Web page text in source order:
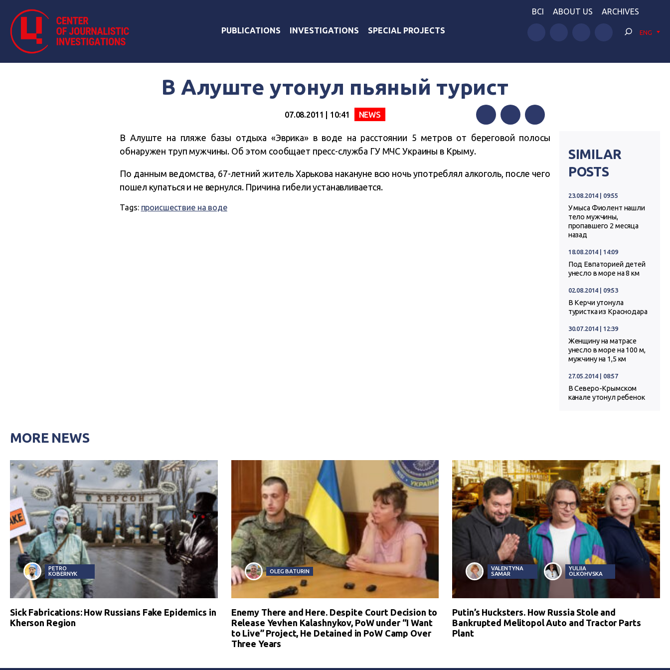
PUBLICATIONS INVESTIGATIONS SPECIAL PROJECTS
BCI ABOUT US ARCHIVES
ENG
В Алуште утонул пьяный турист
07.08.2011 | 10:41 NEWS
FacebookTwitterTelegram
В Алуште на пляже базы отдыха «Эврика» в воде на расстоянии 5 метров от береговой полосы
обнаружен труп мужчины. Об этом сообщает пресс-служба ГУ МЧС Украины в Крыму.
По данным ведомства, 67-летний житель Харькова накануне всю ночь употреблял алкоголь, после чего
пошел купаться и не вернулся. Причина гибели устанавливается.
Tags: происшествие на воде
SIMILAR
POSTS
23.08.2014 | 09:55
У мыса Фиолент нашли
тело мужчины,
пропавшего 2 месяца
назад
18.08.2014 | 14:09
Под Евпаторией детей
унесло в море на 8 км
02.08.2014 | 09:53
В Керчи утонула
туристка из Краснодара
30.07.2014 | 12:39
Женщину на матрасе
унесло в море на 100 м,
мужчину на 1,5 км
27.05.2014 | 08:57
В Северо-Крымском
канале утонул ребенок
MORE NEWS
PETRO
KOBERNYK
Sick Fabrications: How Russians Fake Epidemics in
Kherson Region
OLEG BATURIN
Enemy There and Here. Despite Court Decision to
Release Yevhen Kalashnykov, PoW under “I Want
to Live” Project, He Detained in PoW Camp Over
Three Years
VALENTYNA
SAMAR
YULIIA
OLKOHVSKA
Putin’s Hucksters. How Russia Stole and
Bankrupted Melitopol Auto and Tractor Parts
Plant